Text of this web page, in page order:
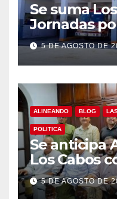
Se suma
Jornadas
auxilios
5 DE AGOSTO DE
ALINEANDO BLOG
POLITICA
Se anticipa
Los Cabos
preventivas
centro
5 DE AGOSTO DE